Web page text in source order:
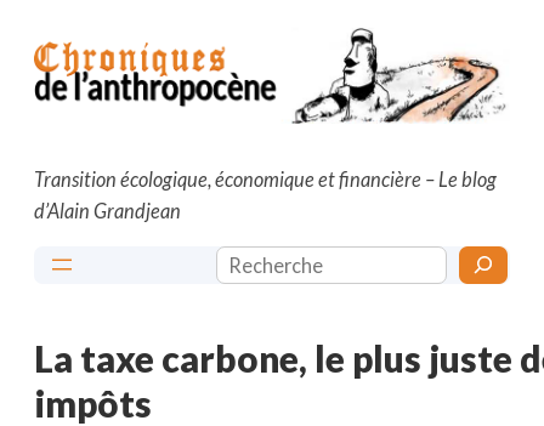
contenu
Transition écologique, économique et financière – Le blog
d’Alain Grandjean
Rechercher
La taxe carbone, le plus juste
impôts